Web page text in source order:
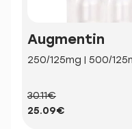
Augmentin
250/125mg | 500/
30.11€
25.09€